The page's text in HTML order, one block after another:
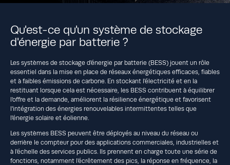
Qu'est-ce qu'un système de stockage
d'énergie par batterie ?
Les systèmes de stockage d'énergie par batterie (BESS) jouent un rôle
essentiel dans la mise en place de réseaux énergétiques efficaces, fiables
et à faibles émissions de carbone. En stockant l'électricité et en la
restituant lorsque cela est nécessaire, les BESS contribuent à équilibrer
l'offre et la demande, améliorent la résilience énergétique et favorisent
l'intégration des énergies renouvelables intermittentes telles que
l'énergie solaire et éolienne.
Les systèmes BESS peuvent être déployés au niveau du réseau ou
derrière le compteur pour des applications commerciales, industrielles et
à l'échelle des services publics. Ils prennent en charge toute une série de
fonctions, notamment l'écrêtement des pics, la réponse en fréquence, la